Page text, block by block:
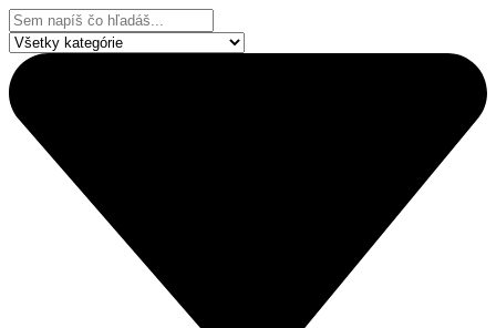
Preskočiť
na
obsah
Search
...